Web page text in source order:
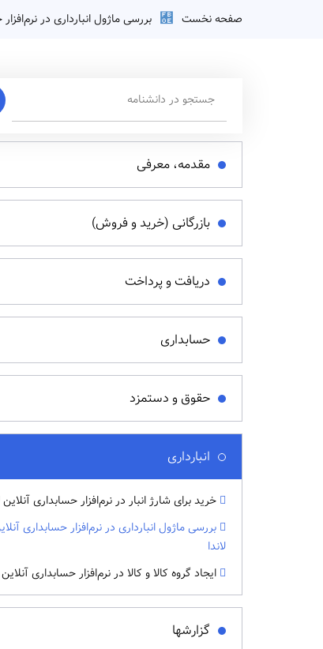
صفحه نخست بررسی ماژول انبارداری در
مقدمه، معرفی
بازرگانی (خرید و فروش)
دریافت و پرداخت
حسابداری
حقوق و دستمزد
انبارداری
خرید برای شارژ انبار در نرم‌افزار حسابداری آنلاین
بررسی ماژول انبارداری در نرم‌افزار حسابداری
لاندا
ایجاد گروه کالا و کالا در نرم‌افزار حسابداری آنلاین
گزارشها